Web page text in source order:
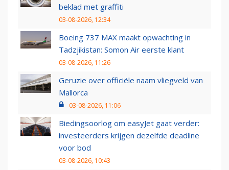
beklad met graffiti
03-08-2026, 12:34
Boeing 737 MAX maakt opwachting in
Tadzjikistan: Somon Air eerste klant
03-08-2026, 11:26
Geruzie over officiële naam vliegveld van
Mallorca
03-08-2026, 11:06
Biedingsoorlog om easyJet gaat verder:
investeerders krijgen dezelfde deadline
voor bod
03-08-2026, 10:43